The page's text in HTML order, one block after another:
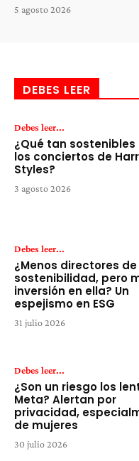
5 agosto 2026
DEBES LEER
Debes leer...
¿Qué tan sostenibles
los conciertos de
Styles?
3 agosto 2026
Debes leer...
¿Menos directores de
sostenibilidad, pero
inversión en ella? Un
espejismo en ESG
31 julio 2026
Debes leer...
¿Son un riesgo los
Meta? Alertan por
privacidad,
de mujeres
30 julio 2026